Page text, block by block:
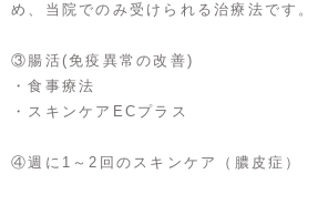
め、当院でのみ受けられる治療法です。
③腸活(免疫異常の改善)
・食事療法
・スキンケアECプラス
④週に1～2回のスキンケア（膿皮症）